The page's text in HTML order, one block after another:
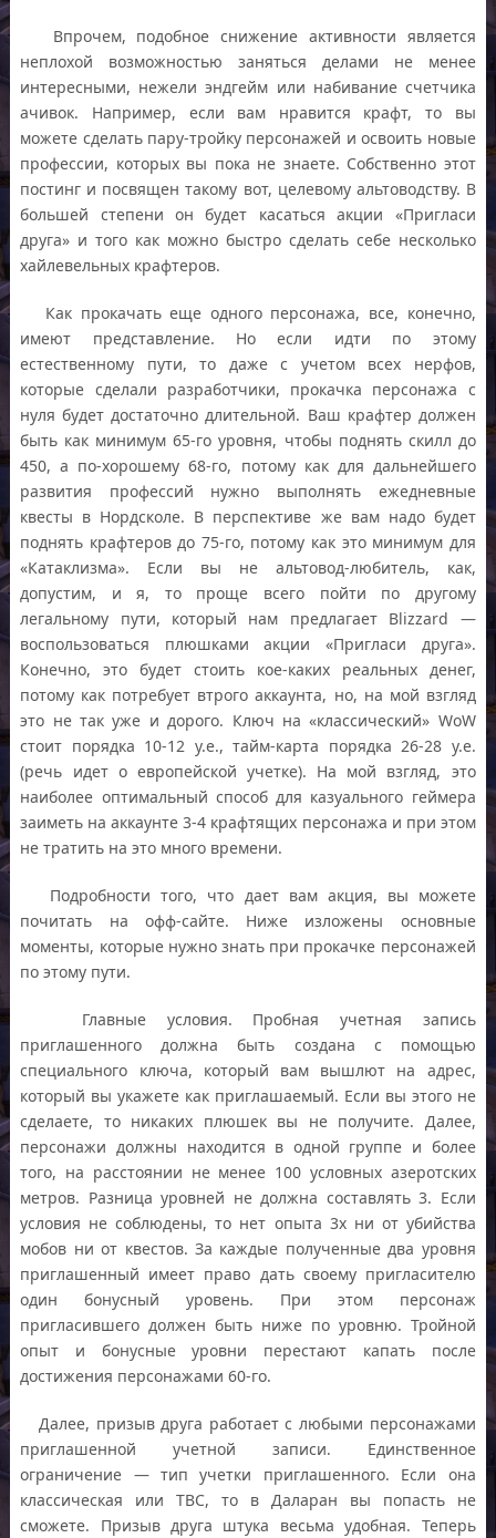
Впрочем, подобное снижение активности является
неплохой возможностью заняться делами не менее
интересными, нежели эндгейм или набивание счетчика
ачивок. Например, если вам нравится крафт, то вы
можете сделать пару-тройку персонажей и освоить новые
профессии, которых вы пока не знаете. Собственно этот
постинг и посвящен такому вот, целевому альтоводству. В
большей степени он будет касаться акции «Пригласи
друга» и того как можно быстро сделать себе несколько
хайлевельных крафтеров.
Как прокачать еще одного персонажа, все, конечно,
имеют представление. Но если идти по этому
естественному пути, то даже с учетом всех нерфов,
которые сделали разработчики, прокачка персонажа с
нуля будет достаточно длительной. Ваш крафтер должен
быть как минимум 65-го уровня, чтобы поднять скилл до
450, а по-хорошему 68-го, потому как для дальнейшего
развития профессий нужно выполнять ежедневные
квесты в Нордсколе. В перспективе же вам надо будет
поднять крафтеров до 75-го, потому как это минимум для
«Катаклизма». Если вы не альтовод-любитель, как,
допустим, и я, то проще всего пойти по другому
легальному пути, который нам предлагает Blizzard —
воспользоваться плюшками акции «Пригласи друга».
Конечно, это будет стоить кое-каких реальных денег,
потому как потребует втрого аккаунта, но, на мой взгляд
это не так уже и дорого. Ключ на «классический» WoW
стоит порядка 10-12 у.е., тайм-карта порядка 26-28 у.е.
(речь идет о европейской учетке). На мой взгляд, это
наиболее оптимальный способ для казуального геймера
заиметь на аккаунте 3-4 крафтящих персонажа и при этом
не тратить на это много времени.
Подробности того, что дает вам акция, вы можете
почитать на офф-сайте. Ниже изложены основные
моменты, которые нужно знать при прокачке персонажей
по этому пути.
Главные условия. Пробная учетная запись
приглашенного должна быть создана с помощью
специального ключа, который вам вышлют на адрес,
который вы укажете как приглашаемый. Если вы этого не
сделаете, то никаких плюшек вы не получите. Далее,
персонажи должны находится в одной группе и более
того, на расстоянии не менее 100 условных азеротских
метров. Разница уровней не должна составлять 3. Если
условия не соблюдены, то нет опыта 3x ни от убийства
мобов ни от квестов. За каждые полученные два уровня
приглашенный имеет право дать своему пригласителю
один бонусный уровень. При этом персонаж
пригласившего должен быть ниже по уровню. Тройной
опыт и бонусные уровни перестают капать после
достижения персонажами 60-го.
Далее, призыв друга работает с любыми персонажами
приглашенной учетной записи. Единственное
ограничение — тип учетки приглашенного. Если она
классическая или ТВС, то в Даларан вы попасть не
сможете. Призыв друга штука весьма удобная. Теперь